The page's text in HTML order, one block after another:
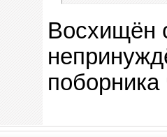
Восхищён
поборника